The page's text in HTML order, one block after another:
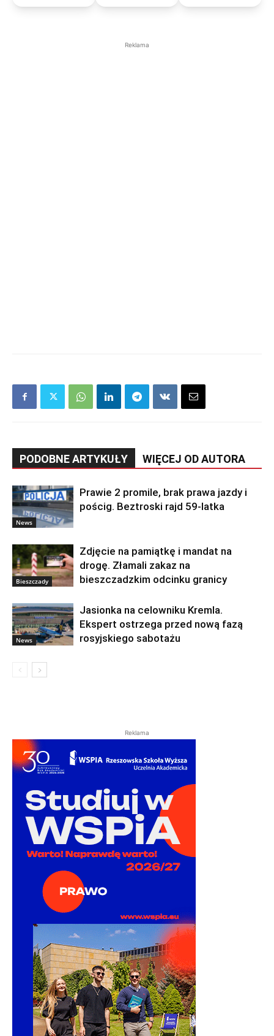
Reklama
PODOBNE ARTYKUŁY WIĘCEJ OD AUTORA
News
Prawie 2 promile, brak prawa jazdy i
pościg. Beztroski rajd 59-latka
Bieszczady
Zdjęcie na pamiątkę i mandat na
drogę. Złamali zakaz na
bieszczadzkim odcinku granicy
News
Jasionka na celowniku Kremla.
Ekspert ostrzega przed nową fazą
rosyjskiego sabotażu
Reklama